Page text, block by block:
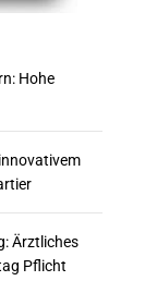
Hohe
Ärztliches
Pflicht